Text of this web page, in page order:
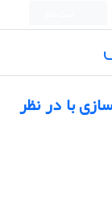
با در نظر